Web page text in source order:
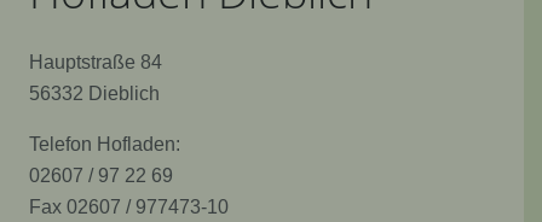
Hauptstraße 84
56332 Dieblich
Telefon Hofladen:
02607 / 97 22 69
Fax 02607 / 977473-10